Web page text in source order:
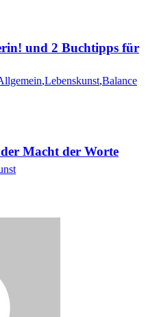
und 2 Buchtipps für
,Lebenskunst,Balance
Macht der Worte